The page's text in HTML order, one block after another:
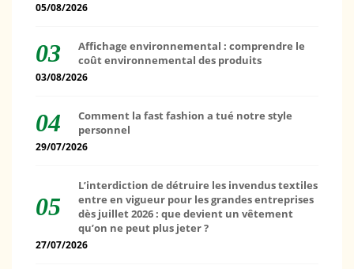
05/08/2026
Affichage environnemental : comprendre le
coût environnemental des produits
03/08/2026
Comment la fast fashion a tué notre style
personnel
29/07/2026
L’interdiction de détruire les invendus textiles
entre en vigueur pour les grandes entreprises
dès juillet 2026 : que devient un vêtement
qu’on ne peut plus jeter ?
27/07/2026